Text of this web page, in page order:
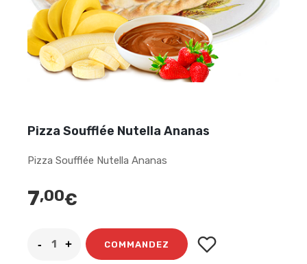
Pizza Soufflée Nutella Ananas
Pizza Soufflée Nutella Ananas
7,00€
COMMANDEZ